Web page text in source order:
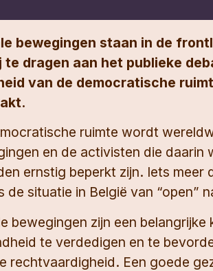
bewegingen staan in de
te dragen aan het publieke
van de democratische
ruimte wordt
en de activisten die daarin
ernstig beperkt zijn. Iets
de situatie in België van “open”
bewegingen zijn een
te verdedigen en te
rechtvaardigheid. Een goede